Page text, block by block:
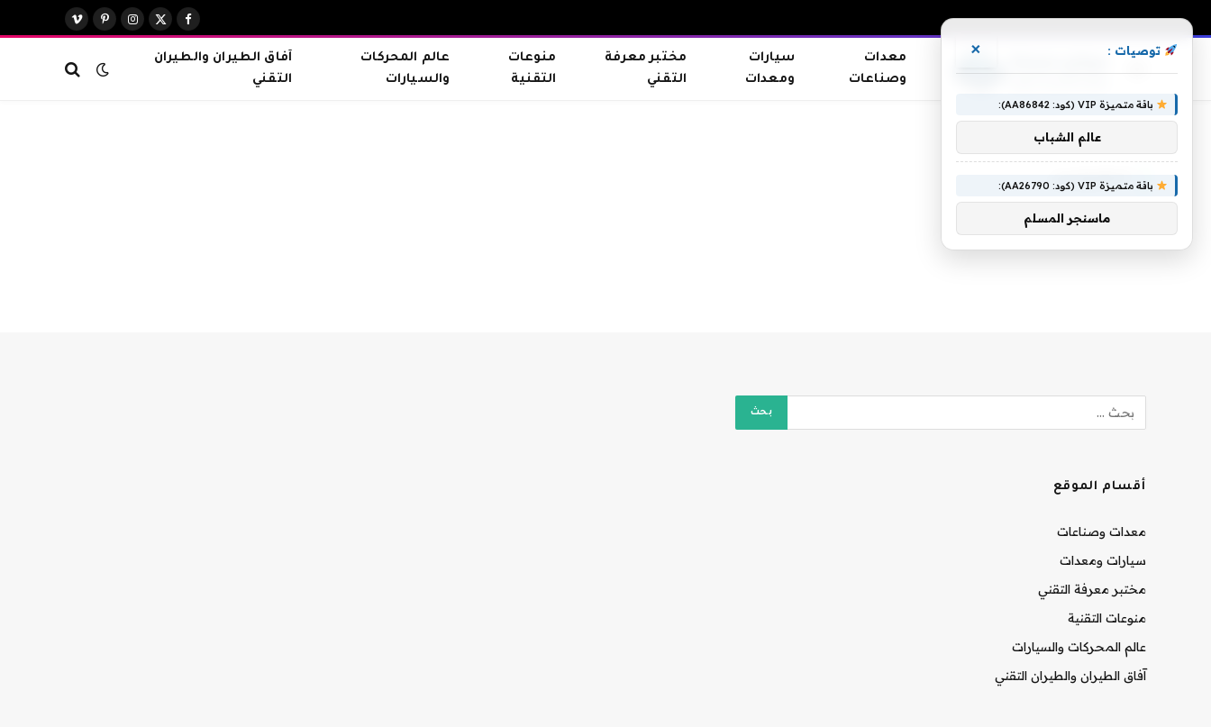
فيسبوك
X
الانستغرامبينتيريست
فيميو
معدات
وصناعات
سيارات
ومعدات
مختبر معرفة
التقني
منوعات
التقنية
عالم المحركات
والسيارات
آفاق الطيران والطيران
التقني
البقدونس
أقسام الموقع
معدات وصناعات
سيارات ومعدات
مختبر معرفة التقني
منوعات التقنية
عالم المحركات والسيارات
آفاق الطيران والطيران التقني
توصيات : ×
باقة متميزة VIP (كود: AA86842):
عالم الشباب
باقة متميزة VIP (كود: AA26790):
ماسنجر المسلم